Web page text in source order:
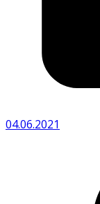
04.06.2021